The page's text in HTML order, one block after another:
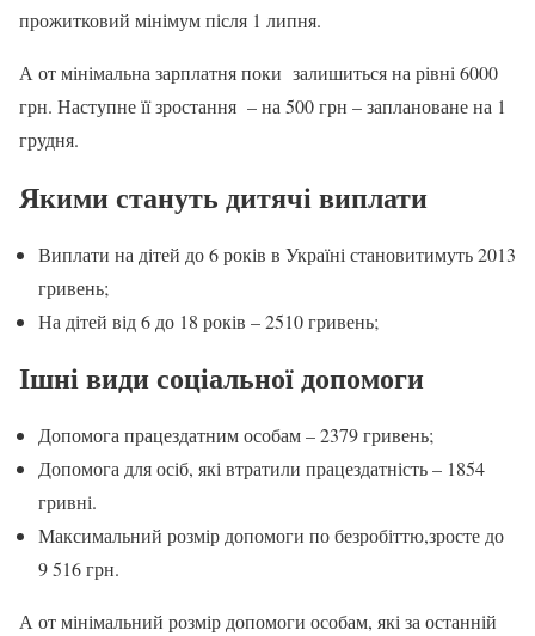
прожитковий мінімум після 1 липня.
А от мінімальна зарплатня поки залишиться на рівні 6000
грн. Наступне її зростання – на 500 грн – заплановане на 1
грудня.
Якими стануть дитячі виплати
Виплати на дітей до 6 років в Україні становитимуть 2013
гривень;
На дітей від 6 до 18 років – 2510 гривень;
Ішні види соціальної допомоги
Допомога працездатним особам – 2379 гривень;
Допомога для осіб, які втратили працездатність – 1854
гривні.
Максимальний розмір допомоги по безробіттю,зросте до
9 516 грн.
А от мінімальний розмір допомоги особам, які за останній